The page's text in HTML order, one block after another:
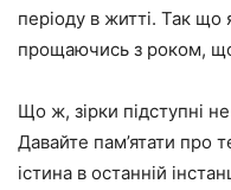
періоду в житті. Так що
прощаючись з роком,
Що ж, зірки підступні
Давайте пам’ятати про
істина в останній